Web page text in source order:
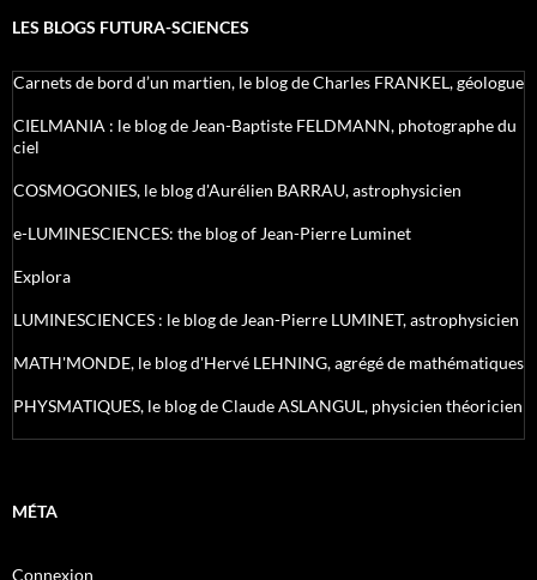
LES BLOGS FUTURA-SCIENCES
Carnets de bord d’un martien, le blog de Charles FRANKEL, géologue
CIELMANIA : le blog de Jean-Baptiste FELDMANN, photographe du
ciel
COSMOGONIES, le blog d'Aurélien BARRAU, astrophysicien
e-LUMINESCIENCES: the blog of Jean-Pierre Luminet
Explora
LUMINESCIENCES : le blog de Jean-Pierre LUMINET, astrophysicien
MATH'MONDE, le blog d'Hervé LEHNING, agrégé de mathématiques
PHYSMATIQUES, le blog de Claude ASLANGUL, physicien théoricien
MÉTA
Connexion